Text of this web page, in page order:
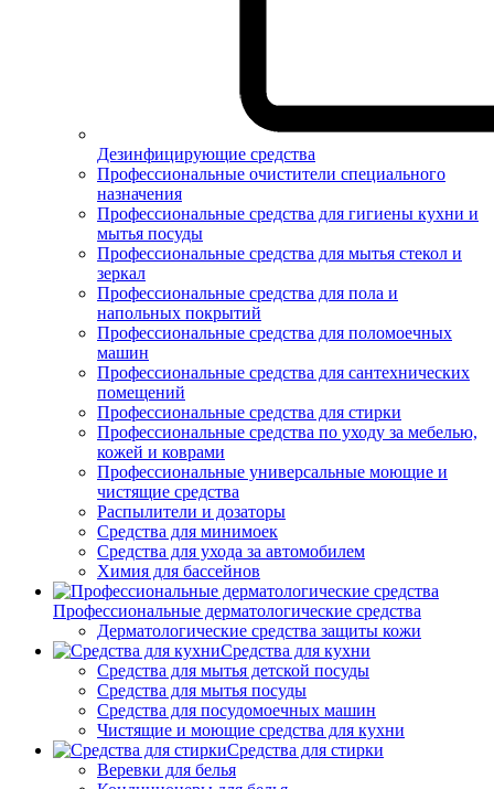
Дезинфицирующие средства
Профессиональные очистители специального
назначения
Профессиональные средства для гигиены кухни и
мытья посуды
Профессиональные средства для мытья стекол и
зеркал
Профессиональные средства для пола и
напольных покрытий
Профессиональные средства для поломоечных
машин
Профессиональные средства для сантехнических
помещений
Профессиональные средства для стирки
Профессиональные средства по уходу за мебелью,
кожей и коврами
Профессиональные универсальные моющие и
чистящие средства
Распылители и дозаторы
Средства для минимоек
Средства для ухода за автомобилем
Химия для бассейнов
Профессиональные дерматологические средства
Дерматологические средства защиты кожи
Средства для кухни
Средства для мытья детской посуды
Средства для мытья посуды
Средства для посудомоечных машин
Чистящие и моющие средства для кухни
Средства для стирки
Веревки для белья